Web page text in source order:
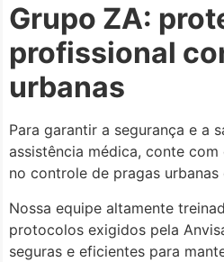
Grupo ZA:
profissional
urbanas
Para garantir a segurança e a
assistência médica, conte
no controle de pragas
Nossa equipe altamente
protocolos exigidos pela
seguras e eficientes para